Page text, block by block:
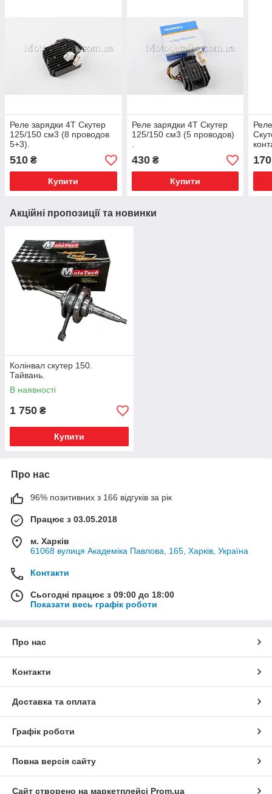
Реле зарядки 4T Скутер
125/150 см3 (8 проводов
5+3).
510 ₴
Купити
Реле зарядки 4T Скутер
125/150 см3 (5 проводов)
.
430₴
Купити
170
Акційні пропозиції та новинки
Колінвал скутер 150.
Тайвань.
В наявності
1 750 ₴
Купити
Про нас
96% позитивних з 166 відгуків за рік
Працює з 03.05.2018
м. Харків
61068 вулиця Академіка Павлова, 165, Харків, Україна
Контакти
Сьогодні працює з 09:00 до 18:00
Показати весь графік роботи
Про нас
Контакти
Доставка та оплата
Графік роботи
Повна версія сайту
Сайт створено на маркетплейсі Prom.ua